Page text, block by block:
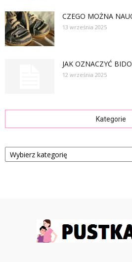
CZEGO MOŻNA
13 września 2025
JAK OZNACZYĆ
12 września 2025
Kategorie
Kategorie